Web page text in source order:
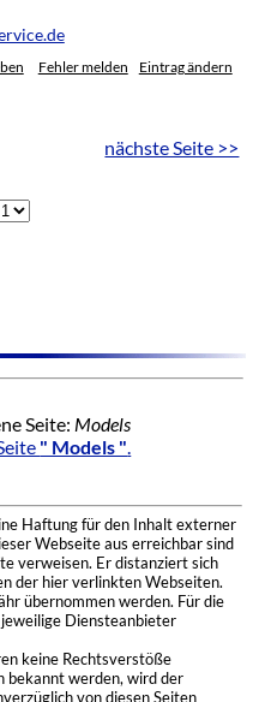
Fehler melden Eintrag ändern
nächste Seite >>
Seite: Models
" Models "
Haftung für den Inhalt externer
Webseite aus erreichbar sind
verweisen. Er distanziert sich
der hier verlinkten Webseiten.
übernommen werden. Für die
Diensteanbieter
keine Rechtsverstöße
bekannt werden, wird der
von diesen Seiten